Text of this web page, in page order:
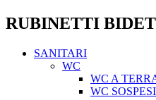
RUBINETTI BIDET
SANITARI
WC
WC A
WC SOSPESI